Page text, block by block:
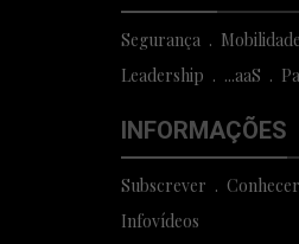
Segurança Mobilidade
Leadership
...aaS
INFORMAÇÕES
Subscrever Conhecer
Infovídeos